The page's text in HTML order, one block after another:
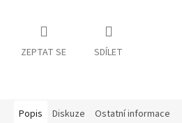
ZEPTAT SE SDÍLET
Popis Diskuze Ostatní informace